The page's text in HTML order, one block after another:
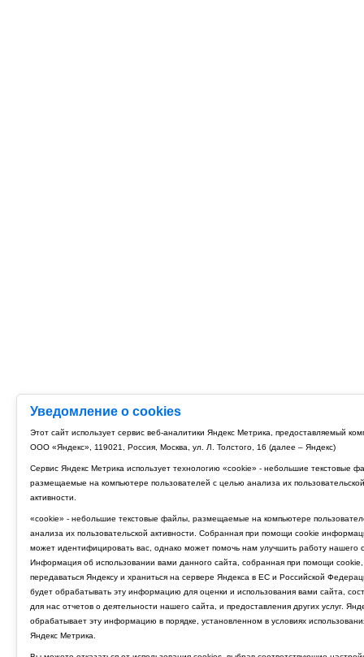
Уведомление о cookies
Этот сайт использует сервис веб-аналитики Яндекс Метрика, предоставляемый
ООО «Яндекс», 119021, Россия, Москва, ул. Л. Толстого, 16 (далее – Яндекс)
Сервис Яндекс Метрика использует технологию «cookie» - небольшие текстовые
размещаемые на компьютере пользователей с целью анализа их пользовательской
активности.
«cookie» - небольшие текстовые файлы, размещаемые на компьютере
анализа их пользовательской активности. Собранная при помощи cookie
может идентифицировать вас, однако может помочь нам улучшить работу нашего
Информация об использовании вами данного сайта, собранная при помощи cookie,
передаваться Яндексу и храниться на сервере Яндекса в ЕС и Российской
будет обрабатывать эту информацию для оценки и использования вами сайта,
для нас отчетов о деятельности нашего сайта, и предоставления других услуг.
обрабатывает эту информацию в порядке, установленном в условиях
Яндекс Метрика.